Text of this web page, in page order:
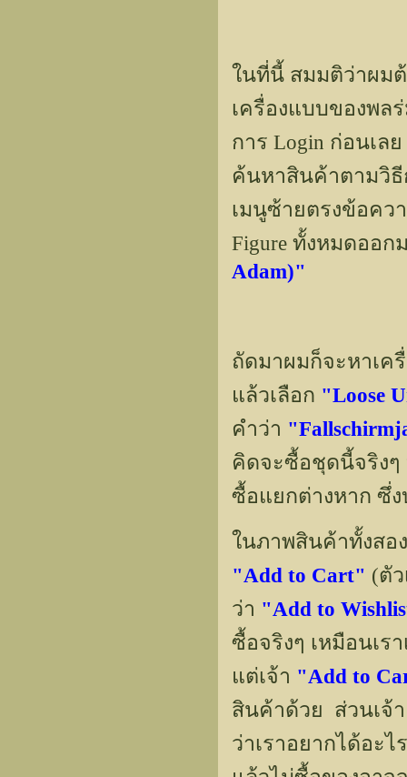
ในที่นี้ สมมติว่าผม
เครื่องแบบของพล
การ Login ก่อนเล
ค้นหาสินค้าตามวิธี
เมนูซ้ายตรงข้อคว
Figure ทั้งหมดออ
Adam)"
ถัดมาผมก็จะหาเค
แล้วเลือก "Loose
คำว่า
คิดจะซื้อชุดนี้จริงๆ
ซื้อแยกต่างหาก ซึ่
ในภาพสินค้าทั้งสอ
"Add to Cart" (ตั
ว่า "Add to
ซื้อจริงๆ เหมือนเร
แต่เจ้า "Add to
สินค้าด้วย ส่วนเจ้
ว่าเราอยากได้อะไ